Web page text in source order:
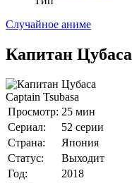
Случайное аниме
Капитан Цубаса
Captain Tsubasa
Просмотр: 25 мин
Сериал:
52 серии
Страна:
Япония
Статус:
Выходит
Год:
2018